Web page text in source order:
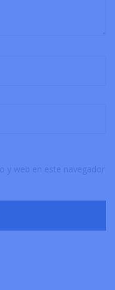
y web en este navegador